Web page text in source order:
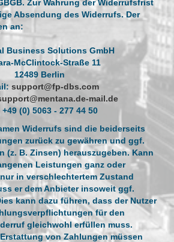
Zur Wahrung der Widerrufsfrist
Absendung des Widerrufs. Der
an:
Business Solutions GmbH
McClintock-Straße 11
12489 Berlin
support@fp-dbs.com
mail.de
+49 (0) 5063 - 277 44 50
Widerrufs sind die beiderseits
zurück zu gewähren und ggf.
(z. B. Zinsen) herauszugeben. Kann
Leistungen ganz oder
in verschlechtertem Zustand
er dem Anbieter insoweit ggf.
kann dazu führen, dass der Nutzer
für den
gleichwohl erfüllen muss.
von Zahlungen müssen